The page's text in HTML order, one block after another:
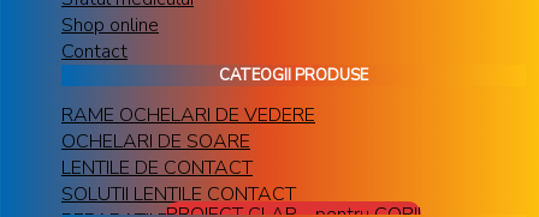
Shop online
Contact
CATEOGII PRODUSE
RAME OCHELARI DE VEDERE
OCHELARI DE SOARE
LENTILE DE CONTACT
SOLUTII LENTILE CONTACT